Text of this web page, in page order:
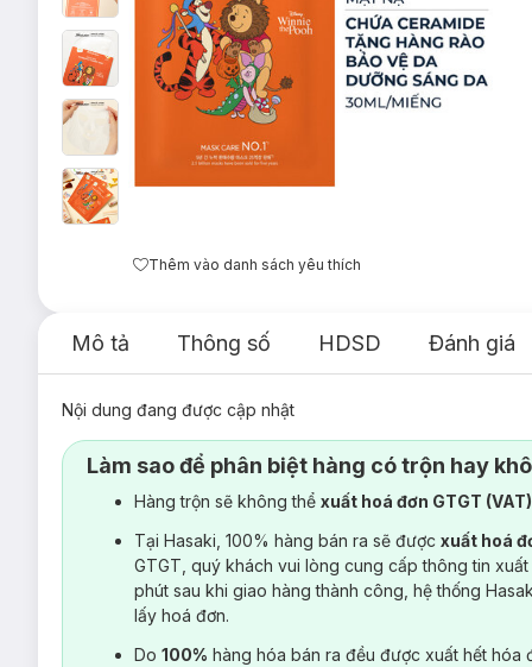
Thêm vào danh sách yêu thích
Mô tả Thông số HDSD Đánh giá
Nội dung đang được cập nhật
Làm sao để phân biệt hàng có trộn hay
Hàng trộn sẽ không thể xuất hoá đơn GTGT
Tại Hasaki, 100% hàng bán ra sẽ được xuất hoá
GTGT, quý khách vui lòng cung cấp thông tin
phút sau khi giao hàng thành công, hệ thống
lấy hoá đơn.
Do 100% hàng hóa bán ra đều được xuất hết hóa